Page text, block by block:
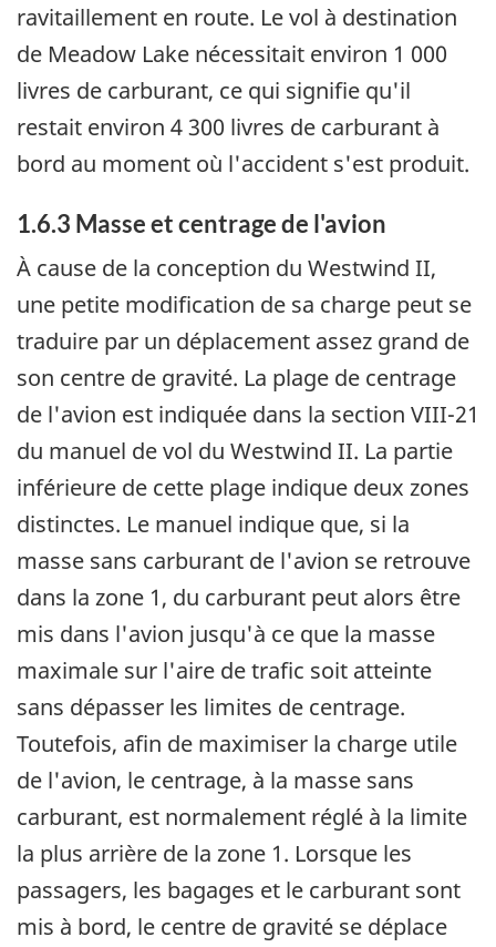
ravitaillement en route. Le vol à destination
de Meadow Lake nécessitait environ 1 000
livres de carburant, ce qui signifie qu'il
restait environ 4 300 livres de carburant à
bord au moment où l'accident s'est produit.
1.6.3 Masse et centrage de l'avion
À cause de la conception du Westwind II,
une petite modification de sa charge peut se
traduire par un déplacement assez grand de
son centre de gravité. La plage de centrage
de l'avion est indiquée dans la section VIII-21
du manuel de vol du Westwind II. La partie
inférieure de cette plage indique deux zones
distinctes. Le manuel indique que, si la
masse sans carburant de l'avion se retrouve
dans la zone 1, du carburant peut alors être
mis dans l'avion jusqu'à ce que la masse
maximale sur l'aire de trafic soit atteinte
sans dépasser les limites de centrage.
Toutefois, afin de maximiser la charge utile
de l'avion, le centrage, à la masse sans
carburant, est normalement réglé à la limite
la plus arrière de la zone 1. Lorsque les
passagers, les bagages et le carburant sont
mis à bord, le centre de gravité se déplace